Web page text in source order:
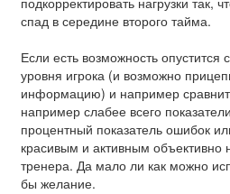
спад в середине второго тайма.
Если есть возможность
уровня игрока (и возможно
информацию) и например
например слабее всего
процентный показатель ошибок
красивым и активным объективно
тренера. Да мало ли как можно
бы желание.